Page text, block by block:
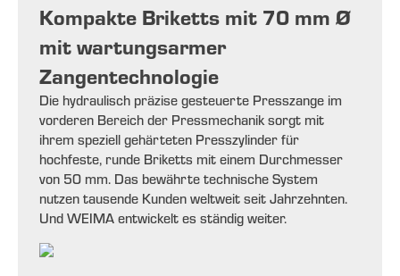
Kompakte Briketts mit 70 mm Ø
mit wartungsarmer
Zangentechnologie
Die hydraulisch präzise gesteuerte Presszange im
vorderen Bereich der Pressmechanik sorgt mit
ihrem speziell gehärteten Presszylinder für
hochfeste, runde Briketts mit einem Durchmesser
von 50 mm. Das bewährte technische System
nutzen tausende Kunden weltweit seit Jahrzehnten.
Und WEIMA entwickelt es ständig weiter.